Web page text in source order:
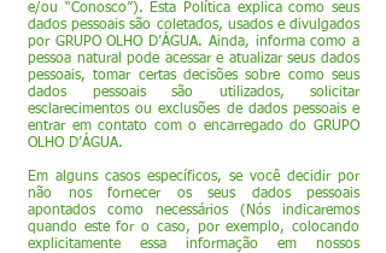
e/ou “Conosco”). Esta Política explica como seus
dados pessoais são coletados, usados e divulgados
por GRUPO OLHO D’ÁGUA. Ainda, informa como a
pessoa natural pode acessar e atualizar seus dados
pessoais, tomar certas decisões sobre como seus
dados pessoais são utilizados, solicitar
esclarecimentos ou exclusões de dados pessoais e
entrar em contato com o encarregado do GRUPO
OLHO D’ÁGUA.
Em alguns casos específicos, se você decidir por
não nos fornecer os seus dados pessoais
apontados como necessários (Nós indicaremos
quando este for o caso, por exemplo, colocando
explicitamente essa informação em nossos